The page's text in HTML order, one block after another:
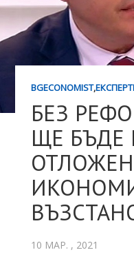
BGECONOMIST,
БЕЗ
ЩЕ БЪДЕ
10 МАР. , 2021